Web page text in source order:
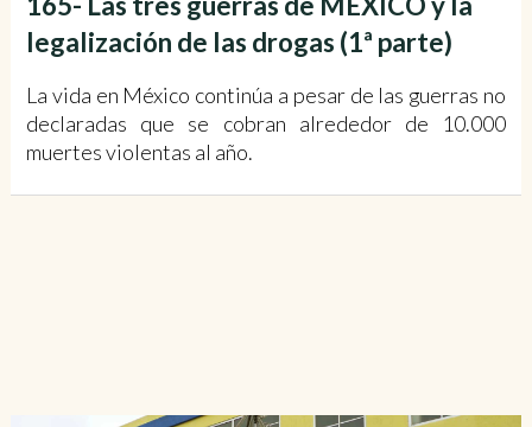
legalización de las drogas (1ª parte)
La vida en México continúa a pesar de las guerras no
declaradas que se cobran alrededor de 10.000
muertes violentas al año.